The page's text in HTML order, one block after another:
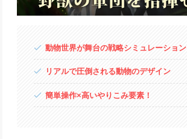
動物世界が舞台の戦略シミュレーション
リアルで圧倒される動物のデザイン
簡単操作×高いやりこみ要素！